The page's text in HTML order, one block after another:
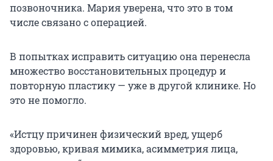
позвоночника. Мария уверена, что это в том
числе связано с операцией.
В попытках исправить ситуацию она перенесла
множество восстановительных процедур и
повторную пластику — уже в другой клинике. Но
это не помогло.
«Истцу причинен физический вред, ущерб
здоровью, кривая мимика, асимметрия лица,